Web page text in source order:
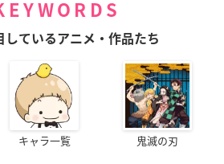
しているアニメ・作品たち
キャラ一覧 鬼滅の刃